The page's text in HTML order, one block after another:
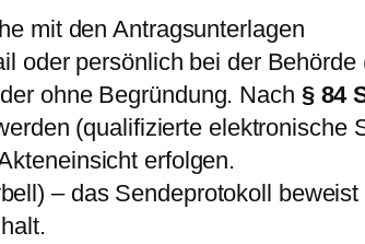
mit den Antragsunterlagen
oder persönlich bei der
ohne Begründung. Nach § 84
(qualifizierte elektronische
erfolgen.
– das Sendeprotokoll